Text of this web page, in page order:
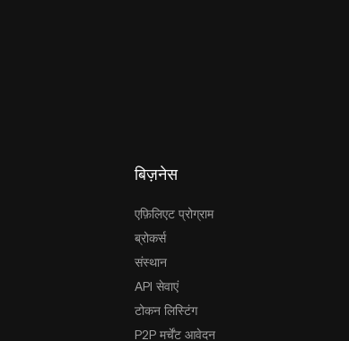
बिज़नेस
एफ़िलिएट प्रोग्राम
ब्रोकर्स
संस्थान
API सेवाएं
टोकन लिस्टिंग
P2P मर्चेंट आवेदन